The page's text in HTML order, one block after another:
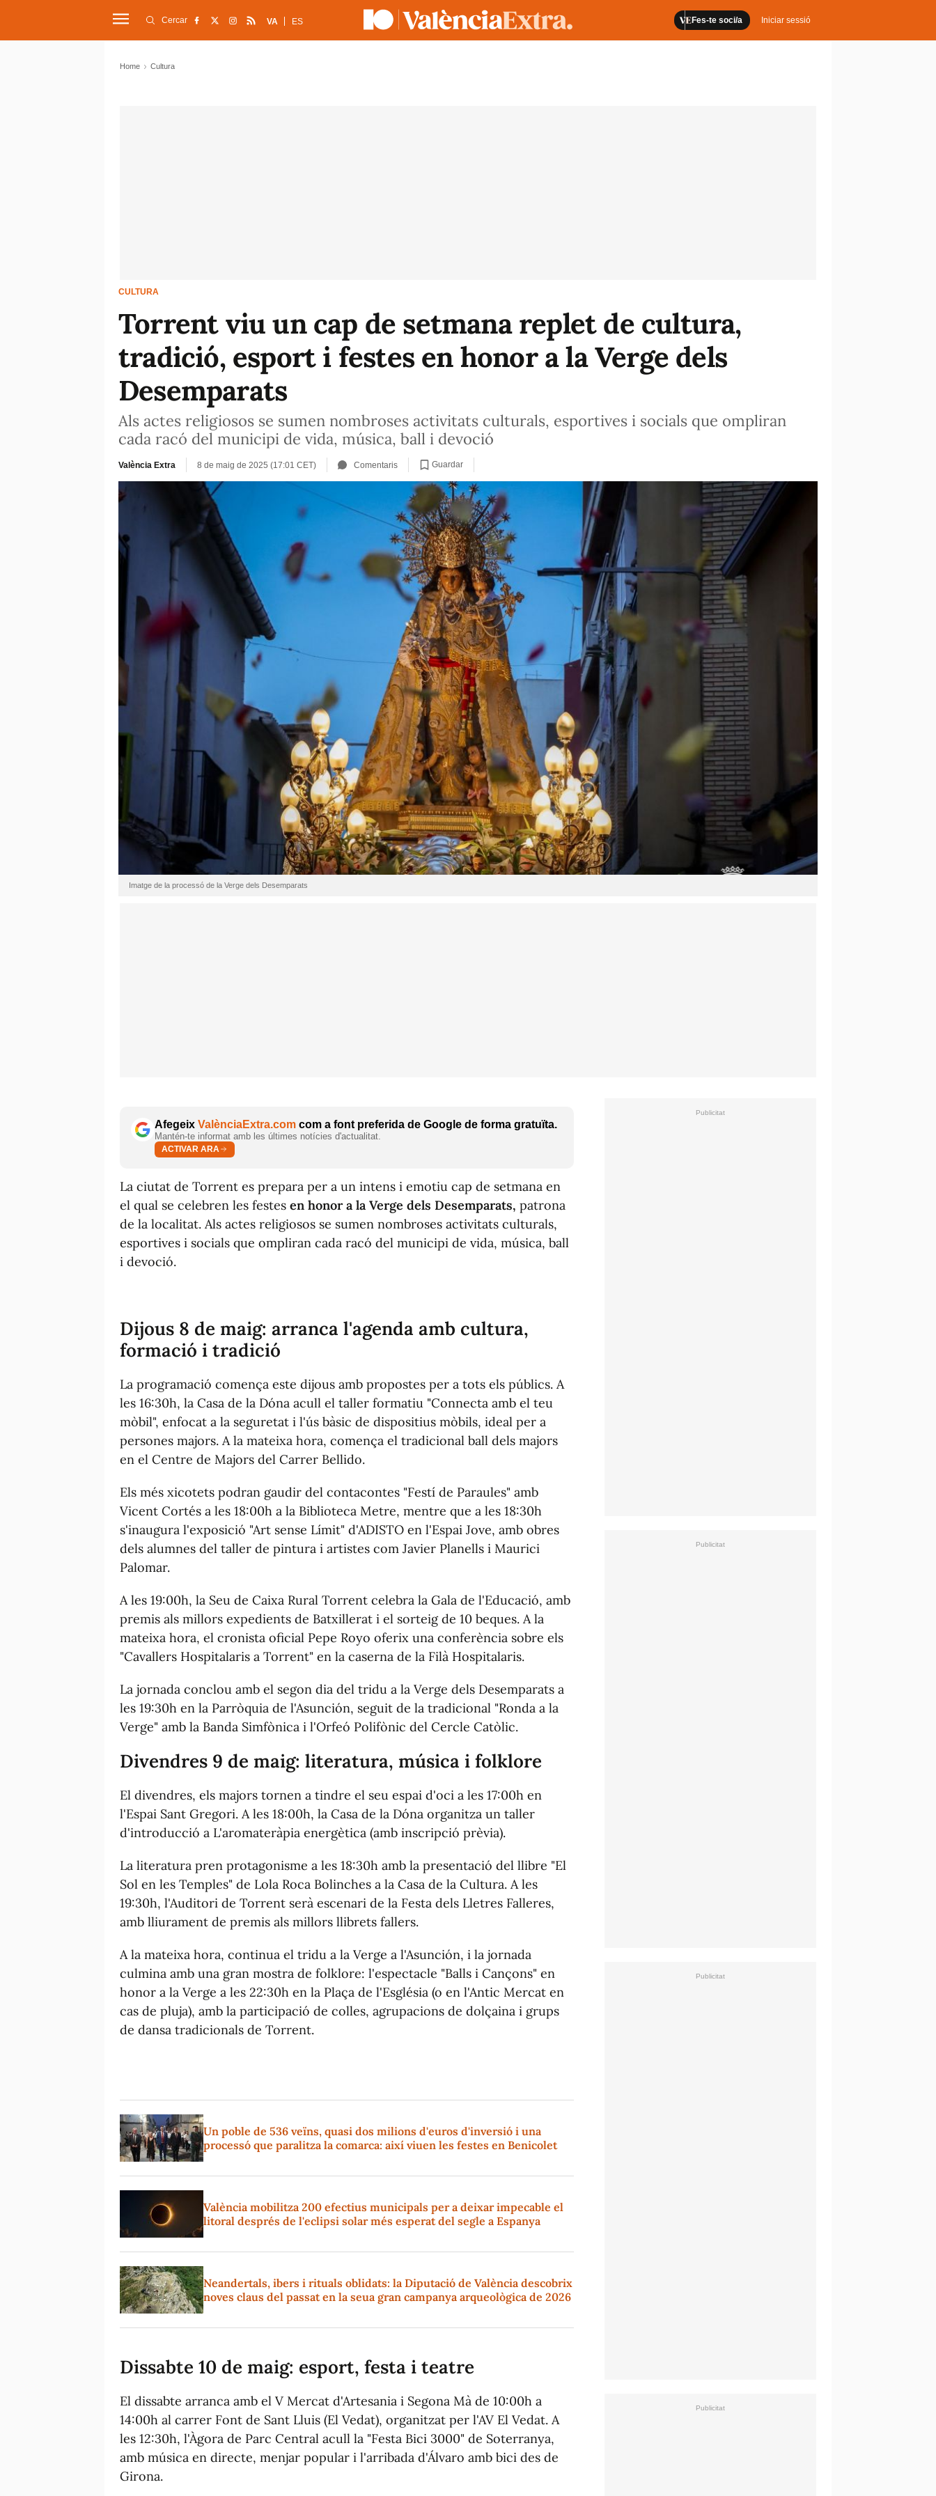
Fes-te soci/a Iniciar sessió
Cercar VA ES
Home Cultura
CULTURA
Torrent viu un cap de setmana replet de cultura,
tradició, esport i festes en honor a la Verge dels
Desemparats
Als actes religiosos se sumen nombroses activitats culturals, esportives i socials que ompliran
cada racó del municipi de vida, música, ball i devoció
València Extra 8 de maig de 2025 (17:01 CET) Comentaris Guardar
Imatge de la processó de la Verge dels Desemparats
Afegeix ValènciaExtra.com com a font preferida de Google de forma gratuïta.
Mantén-te informat amb les últimes notícies d'actualitat.
ACTIVAR ARA
La ciutat de Torrent es prepara per a un intens i emotiu cap de setmana en
el qual se celebren les festes en honor a la Verge dels Desemparats, patrona
de la localitat. Als actes religiosos se sumen nombroses activitats culturals,
esportives i socials que ompliran cada racó del municipi de vida, música, ball
i devoció.
Dijous 8 de maig: arranca l'agenda amb cultura,
formació i tradició
La programació comença este dijous amb propostes per a tots els públics. A
les 16:30h, la Casa de la Dóna acull el taller formatiu "Connecta amb el teu
mòbil", enfocat a la seguretat i l'ús bàsic de dispositius mòbils, ideal per a
persones majors. A la mateixa hora, comença el tradicional ball dels majors
en el Centre de Majors del Carrer Bellido.
Els més xicotets podran gaudir del contacontes "Festí de Paraules" amb
Vicent Cortés a les 18:00h a la Biblioteca Metre, mentre que a les 18:30h
s'inaugura l'exposició "Art sense Límit" d'ADISTO en l'Espai Jove, amb obres
dels alumnes del taller de pintura i artistes com Javier Planells i Maurici
Palomar.
A les 19:00h, la Seu de Caixa Rural Torrent celebra la Gala de l'Educació, amb
premis als millors expedients de Batxillerat i el sorteig de 10 beques. A la
mateixa hora, el cronista oficial Pepe Royo oferix una conferència sobre els
"Cavallers Hospitalaris a Torrent" en la caserna de la Filà Hospitalaris.
La jornada conclou amb el segon dia del tridu a la Verge dels Desemparats a
les 19:30h en la Parròquia de l'Asunción, seguit de la tradicional "Ronda a la
Verge" amb la Banda Simfònica i l'Orfeó Polifònic del Cercle Catòlic.
Divendres 9 de maig: literatura, música i folklore
El divendres, els majors tornen a tindre el seu espai d'oci a les 17:00h en
l'Espai Sant Gregori. A les 18:00h, la Casa de la Dóna organitza un taller
d'introducció a L'aromateràpia energètica (amb inscripció prèvia).
La literatura pren protagonisme a les 18:30h amb la presentació del llibre "El
Sol en les Temples" de Lola Roca Bolinches a la Casa de la Cultura. A les
19:30h, l'Auditori de Torrent serà escenari de la Festa dels Lletres Falleres,
amb lliurament de premis als millors llibrets fallers.
A la mateixa hora, continua el tridu a la Verge a l'Asunción, i la jornada
culmina amb una gran mostra de folklore: l'espectacle "Balls i Cançons" en
honor a la Verge a les 22:30h en la Plaça de l'Església (o en l'Antic Mercat en
cas de pluja), amb la participació de colles, agrupacions de dolçaina i grups
de dansa tradicionals de Torrent.
Un poble de 536 veïns, quasi dos milions d'euros d'inversió i una
processó que paralitza la comarca: així viuen les festes en Benicolet
València mobilitza 200 efectius municipals per a deixar impecable el
litoral després de l'eclipsi solar més esperat del segle a Espanya
Neandertals, ibers i rituals oblidats: la Diputació de València descobrix
noves claus del passat en la seua gran campanya arqueològica de 2026
Dissabte 10 de maig: esport, festa i teatre
El dissabte arranca amb el V Mercat d'Artesania i Segona Mà de 10:00h a
14:00h al carrer Font de Sant Lluis (El Vedat), organitzat per l'AV El Vedat. A
les 12:30h, l'Àgora de Parc Central acull la "Festa Bici 3000" de Soterranya,
amb música en directe, menjar popular i l'arribada d'Álvaro amb bici des de
Girona.